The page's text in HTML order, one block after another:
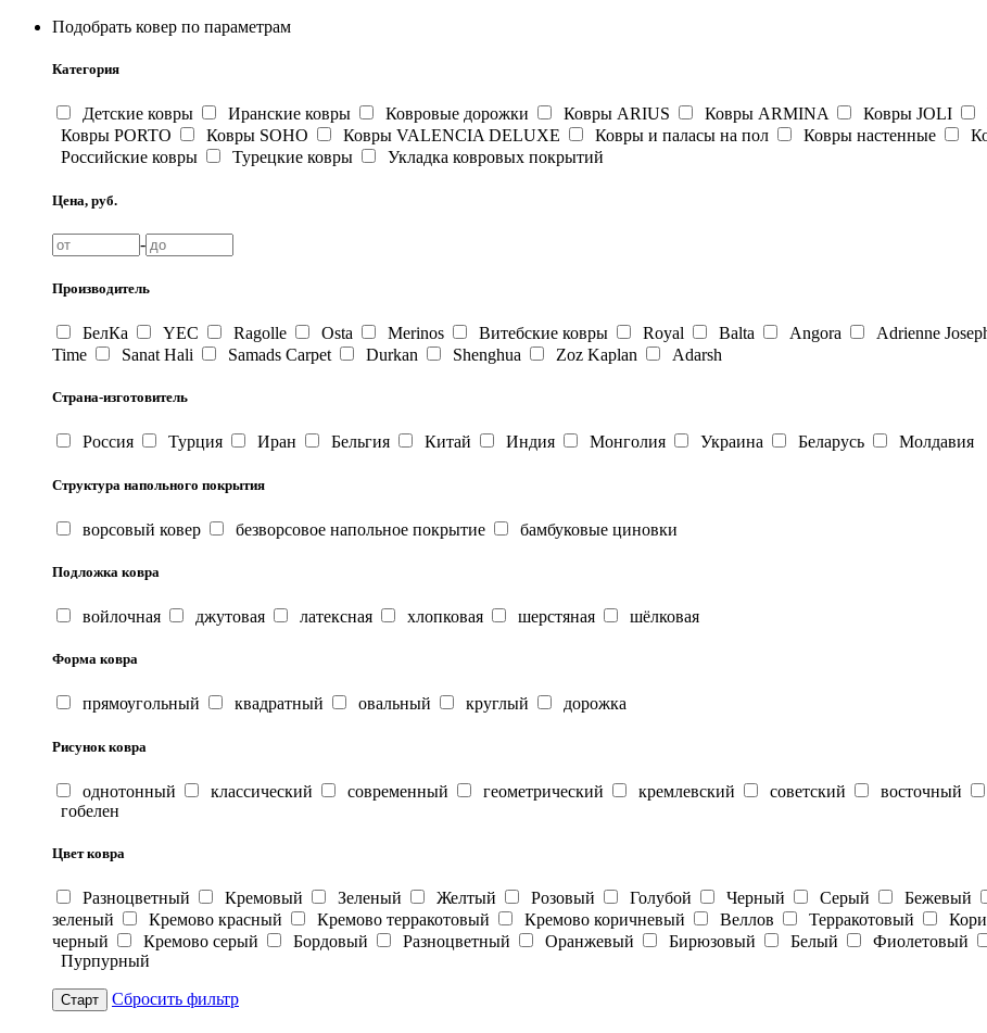
Подобрать ковер по параметрам
Категория
Детские ковры Иранские ковры Ковровые дорожки Ковры ARIUS Ковры ARMINA Ковры JOLI
Ковры PORTO
Ковры SOHO Ковры VALENCIA DELUXE Ковры и паласы на пол Ковры настенные
Российские ковры
Турецкие ковры Укладка ковровых покрытий
Цена, руб.
-
Производитель
БелКа YEC Ragolle Osta Merinos Витебские ковры Royal Balta Angora Adrienne
Time
Sanat Hali Samads Carpet Durkan Shenghua Zoz Kaplan Adarsh
Страна-изготовитель
Россия Турция Иран Бельгия Китай Индия Монголия Украина Беларусь Молдавия
Структура напольного покрытия
ворсовый ковер безворсовое напольное покрытие бамбуковые циновки
Подложка ковра
войлочная джутовая латексная хлопковая шерстяная шёлковая
Форма ковра
прямоугольный квадратный овальный круглый дорожка
Рисунок ковра
однотонный классический современный геометрический кремлевский советский восточный
гобелен
Цвет ковра
Разноцветный Кремовый Зеленый Желтый Розовый Голубой Черный Серый Бежевый
зеленый
Кремово красный Кремово терракотовый Кремово коричневый Веллов Терракотовый
черный
Кремово серый Бордовый Разноцветный Оранжевый Бирюзовый Белый Фиолетовый
Пурпурный
Старт Сбросить фильтр